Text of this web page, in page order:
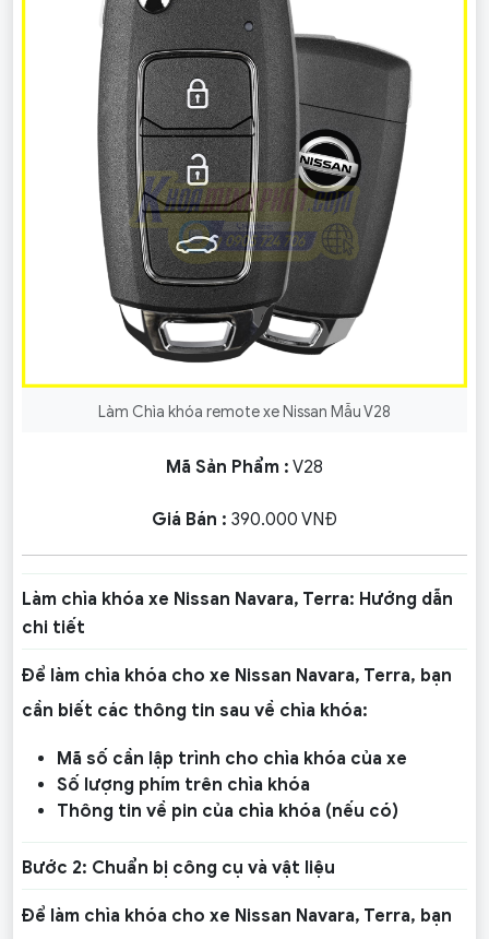
Làm Chìa khóa remote xe Nissan Mẫu V28
Mã Sản Phẩm : V28
Giá Bán : 390.000 VNĐ
Làm chìa khóa xe Nissan Navara, Terra: Hướng dẫn
chi tiết
Để làm chìa khóa cho xe Nissan Navara, Terra, bạn
cần biết các thông tin sau về chìa khóa:
Mã số cần lập trình cho chìa khóa của xe
Số lượng phím trên chìa khóa
Thông tin về pin của chìa khóa (nếu có)
Bước 2: Chuẩn bị công cụ và vật liệu
Để làm chìa khóa cho xe Nissan Navara, Terra, bạn